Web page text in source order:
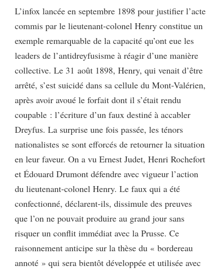
L’infox lancée en septembre 1898 pour justifier l’acte
commis par le lieutenant-colonel Henry constitue un
exemple remarquable de la capacité qu’ont eue les
leaders de l’antidreyfusisme à réagir d’une manière
collective. Le 31 août 1898, Henry, qui venait d’être
arrêté, s’est suicidé dans sa cellule du Mont-Valérien,
après avoir avoué le forfait dont il s’était rendu
coupable : l’écriture d’un faux destiné à accabler
Dreyfus. La surprise une fois passée, les ténors
nationalistes se sont efforcés de retourner la situation
en leur faveur. On a vu Ernest Judet, Henri Rochefort
et Édouard Drumont défendre avec vigueur l’action
du lieutenant-colonel Henry. Le faux qui a été
confectionné, déclarent-ils, dissimule des preuves
que l’on ne pouvait produire au grand jour sans
risquer un conflit immédiat avec la Prusse. Ce
raisonnement anticipe sur la thèse du « bordereau
annoté » qui sera bientôt développée et utilisée avec